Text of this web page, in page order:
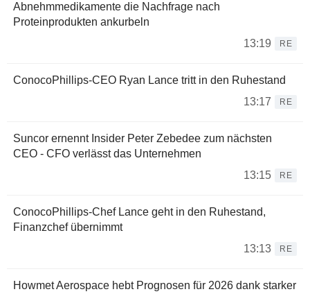
Abnehmmedikamente die Nachfrage nach
Proteinprodukten ankurbeln
13:19
RE
ConocoPhillips-CEO Ryan Lance tritt in den Ruhestand
13:17
RE
Suncor ernennt Insider Peter Zebedee zum nächsten
CEO - CFO verlässt das Unternehmen
13:15
RE
ConocoPhillips-Chef Lance geht in den Ruhestand,
Finanzchef übernimmt
13:13
RE
Howmet Aerospace hebt Prognosen für 2026 dank starker